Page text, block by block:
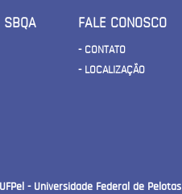
SBQA FALE CONOSCO
- CONTATO
- LOCALIZAÇÃO
UFPel - Universidade Federal de Pelotas